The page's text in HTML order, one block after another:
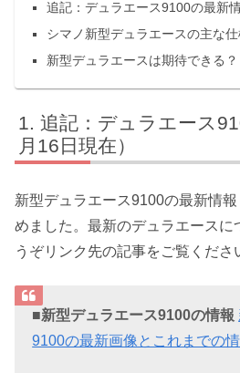
追記：デュラエース9100の最新
シマノ新型デュラエースの主な仕
新型デュラエースは期待できる？
追記：デュラエース
月16日現在）
新型デュラエース9100の最新情
めました。最新のデュラエースに
うぞリンク先の記事をご覧くださ
■新型デュラエース9100の情報
9100の最新画像とこれまでの